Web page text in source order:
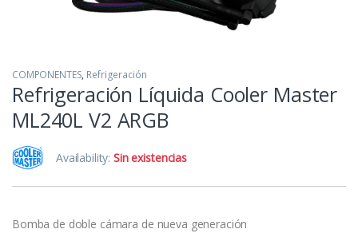
COMPONENTES, Refrigeración
Refrigeración Líquida Cooler Master
ML240L V2 ARGB
Availability:Sin existencias
Bomba de doble cámara de nueva generación